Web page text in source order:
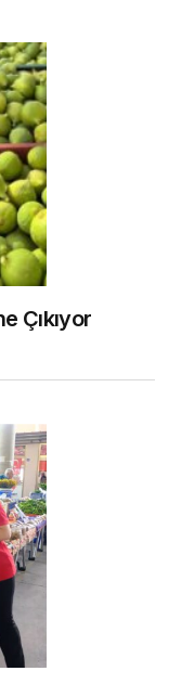
Çıkıyor